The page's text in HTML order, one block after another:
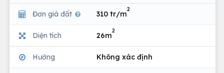
Đơn giá đất 310 tr/m
2
Diện tích 26m
2
Hướng Không xác định